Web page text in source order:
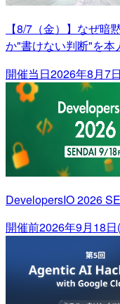
【8/7（金）】なぜ
か"書けない判断"を本
開催当日2026年8月7
DevelopersIO 2026
開催前2026年9月18日